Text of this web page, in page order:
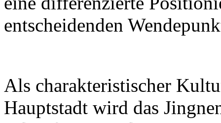
entscheidenden
Als charakteristischer
Hauptstadt wird das